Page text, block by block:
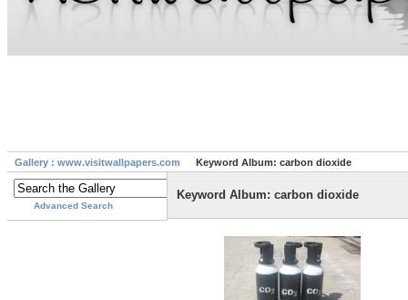
Gallery : www.visitwallpapers.com Keyword Album: carbon dioxide
Advanced Search
Keyword Album: carbon dioxide